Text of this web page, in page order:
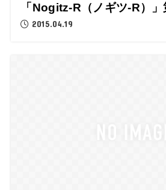
「Nogitz-R（ノギツ-R）
2015.04.19